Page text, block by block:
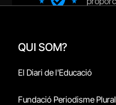
QUI SOM?
El Diari de l'Educació
Fundació Periodisme Plural